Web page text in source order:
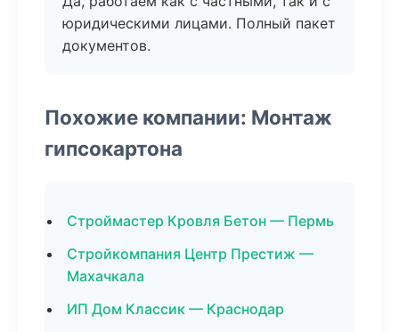
юридическими лицами. Полный пакет
документов.
Похожие компании: Монтаж
гипсокартона
Строймастер Кровля Бетон — Пермь
Стройкомпания Центр Престиж —
Махачкала
ИП Дом Классик — Краснодар